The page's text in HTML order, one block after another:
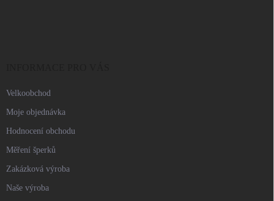
Velkoobchod
Moje objednávka
Hodnocení obchodu
Měření šperků
Zakázková výroba
Naše výroba